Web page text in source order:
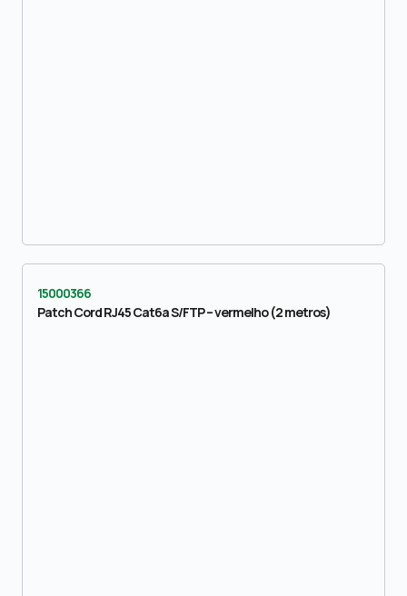
15000366
Patch Cord RJ45 Cat6a S/FTP – vermelho (2 metros)